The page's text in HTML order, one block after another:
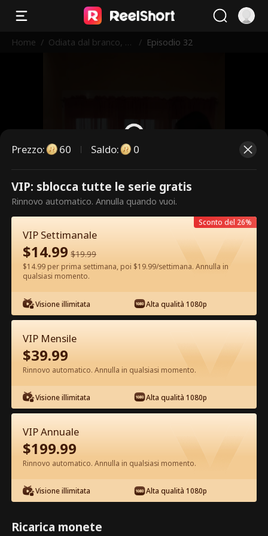
Home / Odiata dal branco, a
/ Episodio 32
Questi sono episodi a pagamento.
Sblocca per guardare.
Episodio 32 - Odiata dal branco,
amata dall'Alfa Film completo
0-49 50-70 Tutti gli episodi
32 33 35
Prezzo: 60 Saldo: 0
VIP: sblocca tutte le serie gratis
Rinnovo automatico. Annulla quando vuoi.
VIP Settimanale
$14.99 $19.99
$14.99 per prima settimana, poi $19.99/settimana. Annulla in
qualsiasi momento.
Visione illimitata Alta qualità 1080p
Sconto del 26%
VIP Mensile
$39.99
Rinnovo automatico. Annulla in qualsiasi momento.
Visione illimitata Alta qualità 1080p
VIP Annuale
$199.99
Rinnovo automatico. Annulla in qualsiasi momento.
Visione illimitata Alta qualità 1080p
Ricarica monete